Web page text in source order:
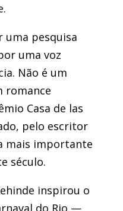
uma pesquisa
uma voz
Não é um
romance
Casa de las
pelo escritor
mais importante
século.
inspirou o
do Rio —